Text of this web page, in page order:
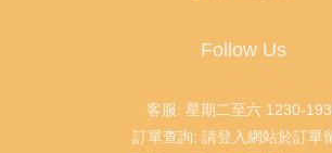
Follow Us
客服: 星期二至六 1230-
訂單查詢: 請登入網站於訂單